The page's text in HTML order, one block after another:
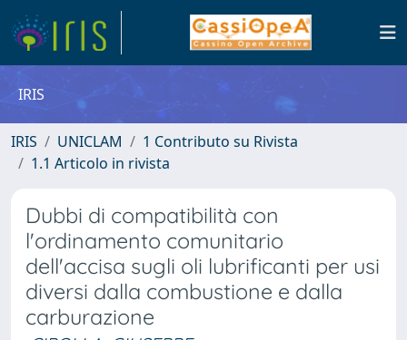
IRIS
IRIS UNICLAM
1 Contributo su Rivista
1.1 Articolo in rivista
Dubbi di compatibilità con
l'ordinamento comunitario
dell'accisa sugli oli lubrificanti per usi
diversi dalla combustione e dalla
carburazione